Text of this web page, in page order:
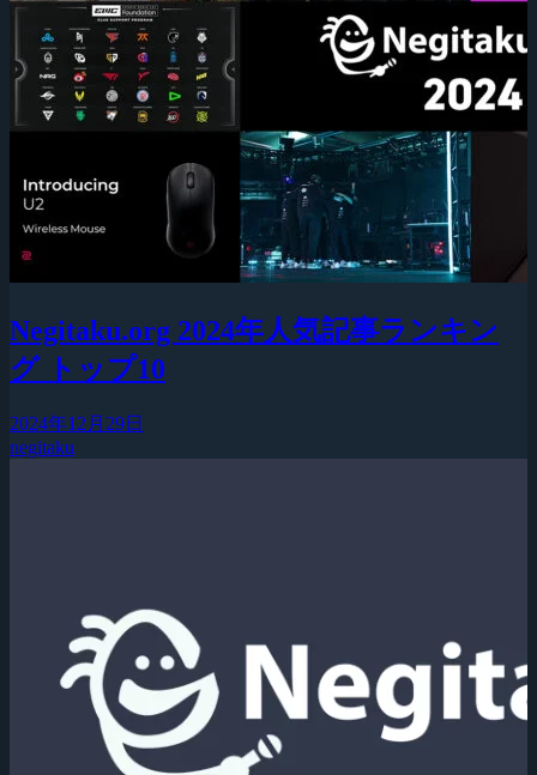
Negitaku.org 2024年人気記事ランキン
グ トップ10
2024年12月29日
negitaku